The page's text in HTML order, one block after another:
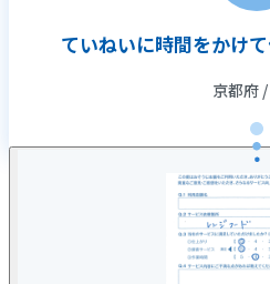
ていねいに時間をかけ
京都府